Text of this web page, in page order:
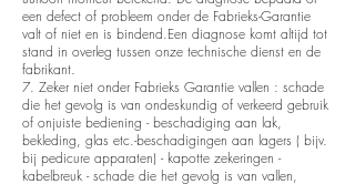
een defect of probleem onder de Fabrieks-Garantie
valt of niet en is bindend.Een diagnose komt altijd tot
stand in overleg tussen onze technische dienst en de
fabrikant.
7. Zeker niet onder Fabrieks Garantie vallen : schade
die het gevolg is van ondeskundig of verkeerd gebruik
of onjuiste bediening - beschadiging aan lak,
bekleding, glas etc.-beschadigingen aan lagers ( bijv.
bij pedicure apparaten) - kapotte zekeringen -
kabelbreuk - schade die het gevolg is van vallen,